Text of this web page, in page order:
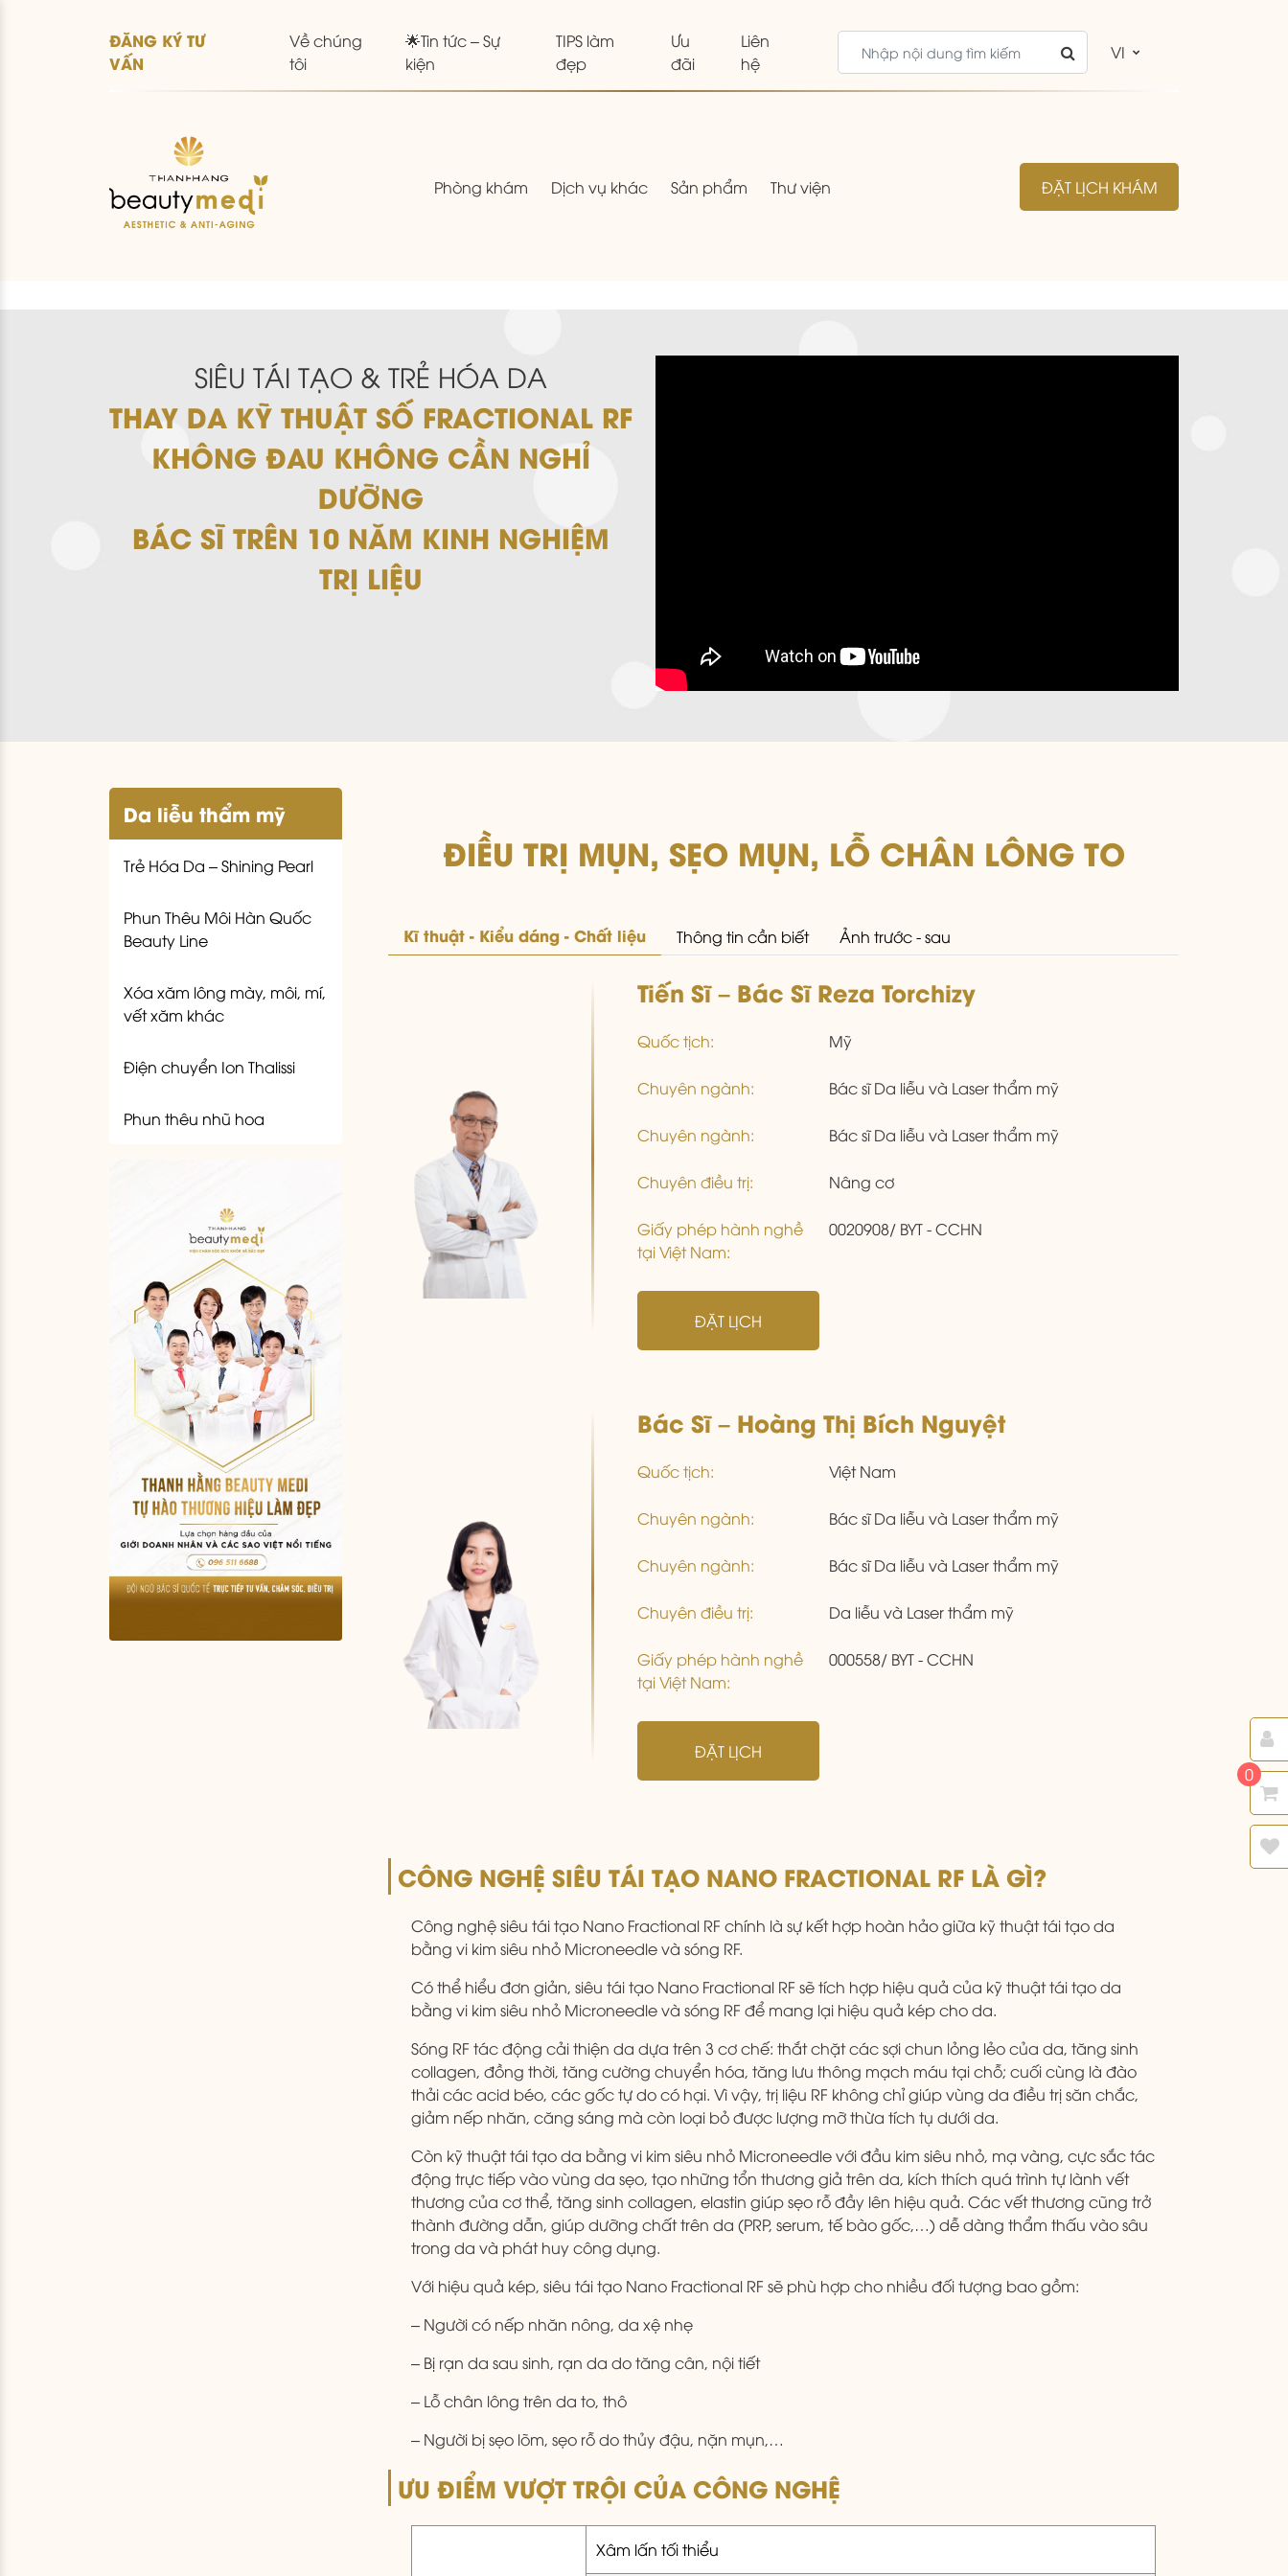
ĐĂNG KÝ TƯ
VẤN
Về chúng
tôi
🌟Tin tức – Sự
kiện
TIPS làm
đẹp
Ưu
đãi
Liên
hệ
VI
Phòng khám Dịch vụ khác Sản phẩm Thư viện ĐẶT LỊCH KHÁM
0
SIÊU TÁI TẠO & TRẺ HÓA DA
THAY DA KỸ THUẬT SỐ FRACTIONAL RF
KHÔNG ĐAU KHÔNG CẦN NGHỈ
DƯỠNG
BÁC SĨ TRÊN 10 NĂM KINH NGHIỆM
TRỊ LIỆU
Da liễu thẩm mỹ
Trẻ Hóa Da – Shining Pearl
Phun Thêu Môi Hàn Quốc
Beauty Line
Xóa xăm lông mày, môi, mí,
vết xăm khác
Điện chuyển Ion Thalissi
Phun thêu nhũ hoa
ĐIỀU TRỊ MỤN, SẸO MỤN, LỖ CHÂN LÔNG TO
Kĩ thuật - Kiểu dáng - Chất liệu Thông tin cần biết Ảnh trước - sau
Tiến Sĩ – Bác Sĩ Reza Torchizy
Quốc tịch: Mỹ
Chuyên ngành: Bác sĩ Da liễu và Laser thẩm mỹ
Chuyên ngành: Bác sĩ Da liễu và Laser thẩm mỹ
Chuyên điều trị: Nâng cơ
Giấy phép hành nghề
tại Việt Nam:
0020908/ BYT - CCHN
ĐẶT LỊCH
Bác Sĩ – Hoàng Thị Bích Nguyệt
Quốc tịch: Việt Nam
Chuyên ngành: Bác sĩ Da liễu và Laser thẩm mỹ
Chuyên ngành: Bác sĩ Da liễu và Laser thẩm mỹ
Chuyên điều trị: Da liễu và Laser thẩm mỹ
Giấy phép hành nghề
tại Việt Nam:
000558/ BYT - CCHN
ĐẶT LỊCH
CÔNG NGHỆ SIÊU TÁI TẠO NANO FRACTIONAL RF LÀ GÌ?
Công nghệ siêu tái tạo Nano Fractional RF chính là sự kết hợp hoàn hảo giữa kỹ thuật tái tạo da
bằng vi kim siêu nhỏ Microneedle và sóng RF.
Có thể hiểu đơn giản, siêu tái tạo Nano Fractional RF sẽ tích hợp hiệu quả của kỹ thuật tái tạo da
bằng vi kim siêu nhỏ Microneedle và sóng RF để mang lại hiệu quả kép cho da.
Sóng RF tác động cải thiện da dựa trên 3 cơ chế: thắt chặt các sợi chun lỏng lẻo của da, tăng sinh
collagen, đồng thời, tăng cường chuyển hóa, tăng lưu thông mạch máu tại chỗ; cuối cùng là đào
thải các acid béo, các gốc tự do có hại. Vì vậy, trị liệu RF không chỉ giúp vùng da điều trị săn chắc,
giảm nếp nhăn, căng sáng mà còn loại bỏ được lượng mỡ thừa tích tụ dưới da.
Còn kỹ thuật tái tạo da bằng vi kim siêu nhỏ Microneedle với đầu kim siêu nhỏ, mạ vàng, cực sắc tác
động trực tiếp vào vùng da sẹo, tạo những tổn thương giả trên da, kích thích quá trình tự lành vết
thương của cơ thể, tăng sinh collagen, elastin giúp sẹo rỗ đầy lên hiệu quả. Các vết thương cũng trở
thành đường dẫn, giúp dưỡng chất trên da (PRP, serum, tế bào gốc,…) dễ dàng thẩm thấu vào sâu
trong da và phát huy công dụng.
Với hiệu quả kép, siêu tái tạo Nano Fractional RF sẽ phù hợp cho nhiều đối tượng bao gồm:
– Người có nếp nhăn nông, da xệ nhẹ
– Bị rạn da sau sinh, rạn da do tăng cân, nội tiết
– Lỗ chân lông trên da to, thô
– Người bị sẹo lõm, sẹo rỗ do thủy đậu, nặn mụn,…
ƯU ĐIỂM VƯỢT TRỘI CỦA CÔNG NGHỆ
Xâm lấn tối thiểu